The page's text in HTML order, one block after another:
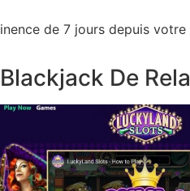
de 7 jours depuis
De